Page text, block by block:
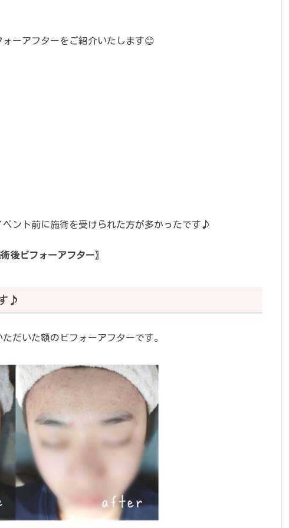
ーアフターをご紹介いたします😊
ント前に施術を受けられた方が多かったです♪
後ビフォーアフター〗
♪
だいた額のビフォーアフターです。